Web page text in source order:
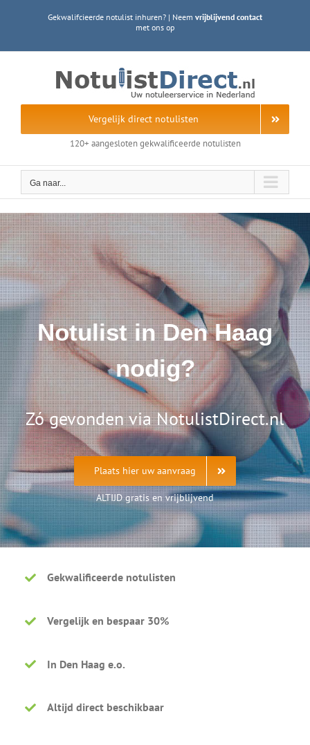
Gekwalifcieerde notulist inhuren? | Neem vrijblijvend contact
met ons op
Vergelijk direct notulisten
120+ aangesloten gekwalificeerde notulisten
Ga naar...
Notulist in Den Haag
nodig?
Zó gevonden via NotulistDirect.nl
Plaats hier uw aanvraag
ALTIJD gratis en vrijblijvend
Gekwalificeerde notulisten
Vergelijk en bespaar 30%
In Den Haag e.o.
Altijd direct beschikbaar